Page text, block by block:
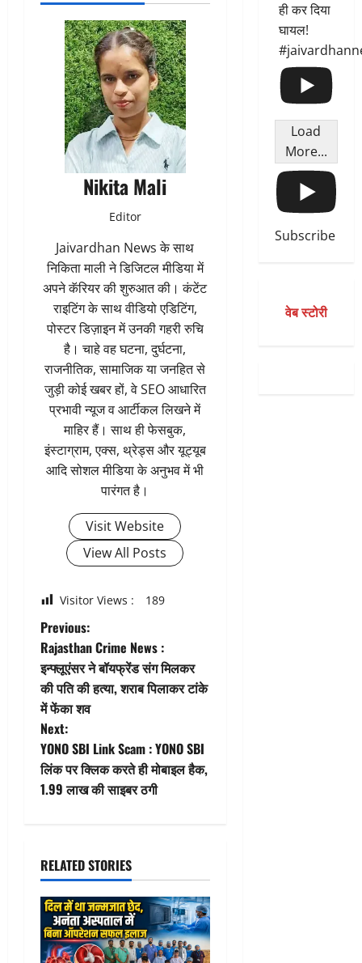
Nikita Mali
Editor
Jaivardhan News के साथ
निकिता माली ने डिजिटल मीडिया में
अपने कॅरियर की शुरुआत की। कंटेंट
राइटिंग के साथ वीडियो एडिटिंग,
पोस्टर डिज़ाइन में उनकी गहरी रुचि
है। चाहे वह घटना, दुर्घटना,
राजनीतिक, सामाजिक या जनहित से
जुड़ी कोई खबर हों, वे SEO आधारित
प्रभावी न्यूज व आर्टीकल लिखने में
माहिर हैं। साथ ही फेसबुक,
इंस्टाग्राम, एक्स, थ्रेड्स और यूट्यूब
आदि सोशल मीडिया के अनुभव में भी
पारंगत है।
Visit Website
View All Posts
Visitor Views : 189
P
o
s
t
n
a
i
g
a
Previous:
Rajasthan Crime News :
इन्फ्लूएंसर ने बॉयफ्रेंड संग मिलकर
की पति की हत्या, शराब पिलाकर टांके
में फेंका शव
Next:
YONO SBI Link Scam : YONO SBI
लिंक पर क्लिक करते ही मोबाइल हैक,
1.99 लाख की साइबर ठगी
RELATED STORIES
ही कर दिया
घायल!
Load
More...
Subscribe
वेब स्टोरी